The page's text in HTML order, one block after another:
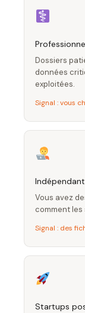
Dossiers
données
exploitées.
Signal : vous
Vous avez
comment
Signal : des
Startups